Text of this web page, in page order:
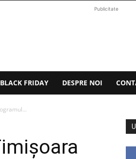
Publicitate
BLACK FRIDAY DESPRE NOI